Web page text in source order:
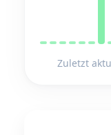
Zuletzt